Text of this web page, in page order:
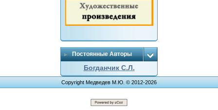
Постоянные Авторы
Богданчик С.Л.
Copyright Медведев М.Ю. © 2012-2026